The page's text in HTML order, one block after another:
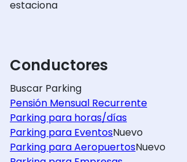
estaciona
Conductores
Buscar Parking
Pensión Mensual Recurrente
Parking para horas/días
Parking para EventosNuevo
Parking para AeropuertosNuevo